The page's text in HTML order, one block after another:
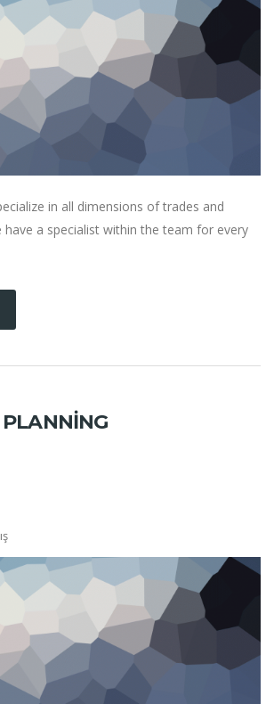
in all dimensions of trades and
have a specialist within the team for every
PLANNING